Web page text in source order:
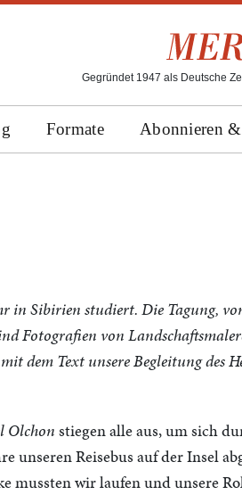
Gegründet 1947 als Deutsche
Formate Abonnieren
in Sibirien studiert. Die Tagung,
Fotografien von
dem Text unsere Begleitung des
Olchon stiegen alle aus, um sich
unseren Reisebus auf der Insel
mussten wir laufen und unsere